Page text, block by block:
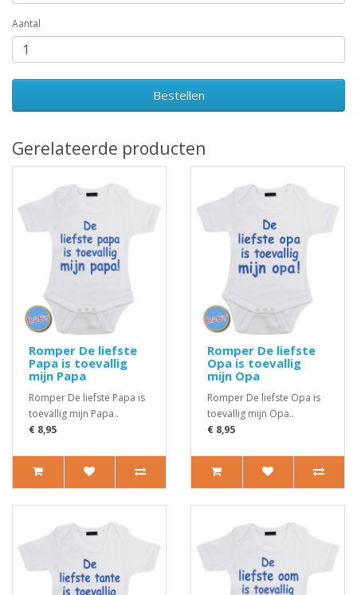
Aantal
Bestellen
Gerelateerde producten
Romper De liefste
Papa is toevallig
mijn Papa
Romper De liefste Papa is
toevallig mijn Papa..
€ 8,95
Romper De liefste
Opa is toevallig
mijn Opa
Romper De liefste Opa is
toevallig mijn Opa..
€ 8,95